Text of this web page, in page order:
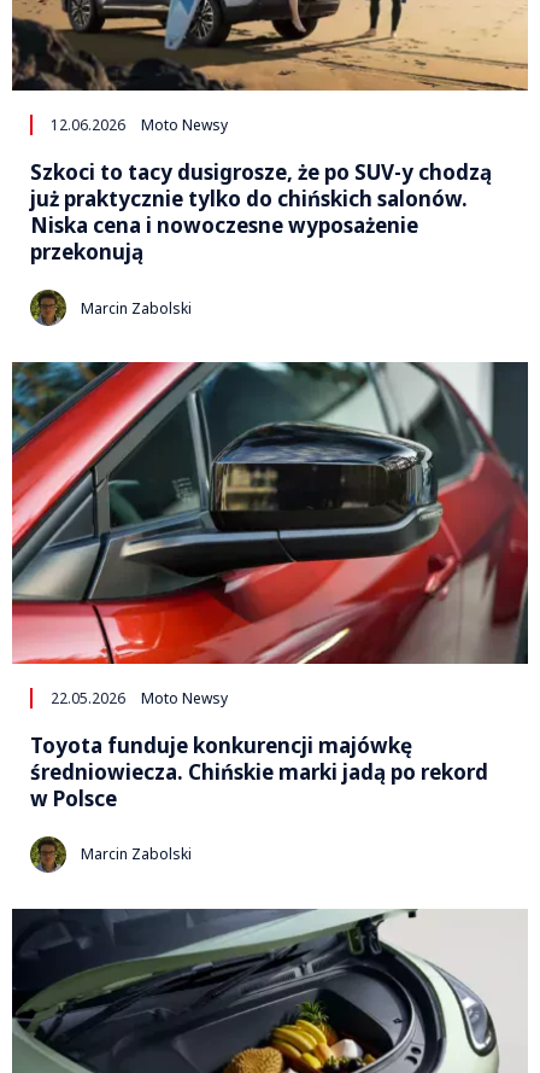
12.06.2026 Moto Newsy
Szkoci to tacy dusigrosze, że po SUV-y chodzą
już praktycznie tylko do chińskich salonów.
Niska cena i nowoczesne wyposażenie
przekonują
Marcin Zabolski
22.05.2026 Moto Newsy
Toyota funduje konkurencji majówkę
średniowiecza. Chińskie marki jadą po rekord
w Polsce
Marcin Zabolski